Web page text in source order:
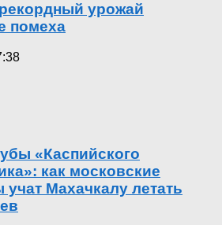
урожай
помеха
«Каспийского
как московские
учат Махачкалу летать